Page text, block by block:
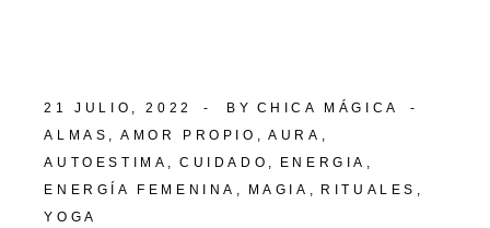
21 JULIO, 2022 BY CHICA MÁGICA
ALMAS
AMOR PROPIO
AURA
AUTOESTIMA
CUIDADO
ENERGIA
ENERGÍA FEMENINA
MAGIA
RITUALES
YOGA